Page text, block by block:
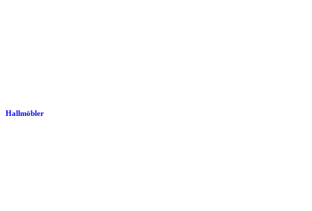
Hallmöbler